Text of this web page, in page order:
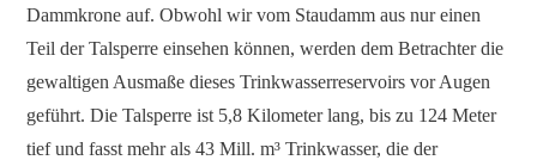
Dammkrone auf. Obwohl wir vom Staudamm aus nur einen
Teil der Talsperre einsehen können, werden dem Betrachter die
gewaltigen Ausmaße dieses Trinkwasserreservoirs vor Augen
geführt. Die Talsperre ist 5,8 Kilometer lang, bis zu 124 Meter
tief und fasst mehr als 43 Mill. m³ Trinkwasser, die der